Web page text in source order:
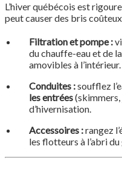
L’hiver québécois est
peut causer des bris
Filtration et pompe :
du chauffe-eau et de
amovibles à l’intérieur.
Conduites :soufflez
les entrées(skimmers,
d’hivernisation.
Accessoires :rangez
les flotteurs à l’abri du